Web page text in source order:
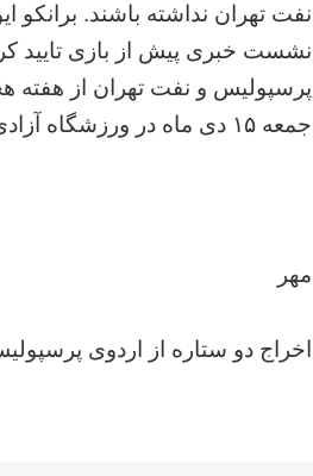
نفت تهران نداشته باشند.
نشست خبری پیش از بازی تایید
جمعه ۱۵ دی ماه در ورزشگاه آزادی به مصاف هم می روند.
مهر
اخراج دو ستاره از اردوی